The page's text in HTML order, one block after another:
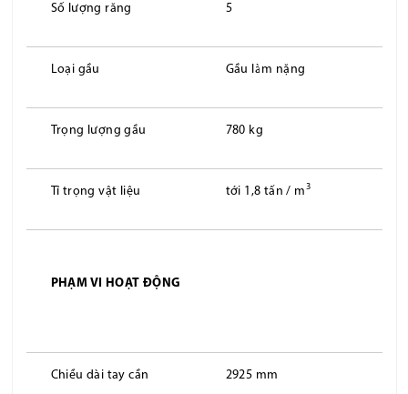
Số lượng răng 5
Loại gầu Gầu làm nặng
Trọng lượng gầu 780 kg
Tỉ trọng vật liệu tới 1,8 tấn / m3
PHẠM VI HOẠT ĐỘNG
Chiều dài tay cần 2925 mm